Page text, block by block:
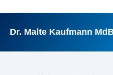
springen
Dr. Malte Kaufmann